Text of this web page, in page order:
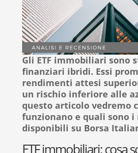
Gli ETF immobiliari sono
finanziari ibridi. Essi
rendimenti attesi
un rischio inferiore alle
questo articolo vedremo
funzionano e quali sono
disponibili su Borsa
ETF immobiliari: cosa